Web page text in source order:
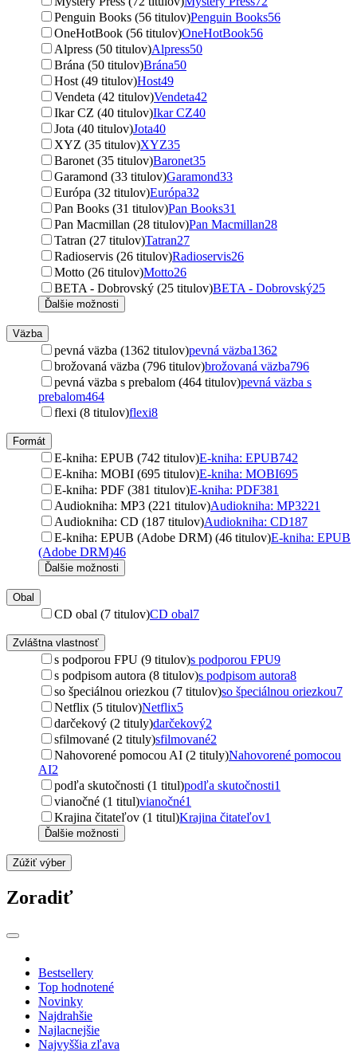
Penguin Books (56 titulov)Penguin Books56
OneHotBook (56 titulov)OneHotBook56
Alpress (50 titulov)Alpress50
Brána (50 titulov)Brána50
Host (49 titulov)Host49
Vendeta (42 titulov)Vendeta42
Ikar CZ (40 titulov)Ikar CZ40
Jota (40 titulov)Jota40
XYZ (35 titulov)XYZ35
Baronet (35 titulov)Baronet35
Garamond (33 titulov)Garamond33
Európa (32 titulov)Európa32
Pan Books (31 titulov)Pan Books31
Pan Macmillan (28 titulov)Pan Macmillan28
Tatran (27 titulov)Tatran27
Radioservis (26 titulov)Radioservis26
Motto (26 titulov)Motto26
BETA - Dobrovský (25 titulov)BETA - Dobrovský25
Ďalšie možnosti
Väzba
pevná väzba (1362 titulov)pevná väzba1362
brožovaná väzba (796 titulov)brožovaná väzba796
pevná väzba s prebalom (464 titulov)pevná väzba s
prebalom464
flexi (8 titulov)flexi8
Formát
E-kniha: EPUB (742 titulov)E-kniha: EPUB742
E-kniha: MOBI (695 titulov)E-kniha: MOBI695
E-kniha: PDF (381 titulov)E-kniha: PDF381
Audiokniha: MP3 (221 titulov)Audiokniha: MP3221
Audiokniha: CD (187 titulov)Audiokniha: CD187
E-kniha: EPUB (Adobe DRM) (46 titulov)E-kniha: EPUB
(Adobe DRM)46
Ďalšie možnosti
Obal
CD obal (7 titulov)CD obal7
Zvláštna vlastnosť
s podporou FPU (9 titulov)s podporou FPU9
s podpisom autora (8 titulov)s podpisom autora8
so špeciálnou oriezkou (7 titulov)so špeciálnou oriezkou7
Netflix (5 titulov)Netflix5
darčekový (2 tituly)darčekový2
sfilmované (2 tituly)sfilmované2
Nahovorené pomocou AI (2 tituly)Nahovorené pomocou
AI2
podľa skutočnosti (1 titul)podľa skutočnosti1
vianočné (1 titul)vianočné1
Krajina čitateľov (1 titul)Krajina čitateľov1
Ďalšie možnosti
Zúžiť výber
Zoradiť
Bestsellery
Top hodnotené
Novinky
Najdrahšie
Najlacnejšie
Najvyššia zľava